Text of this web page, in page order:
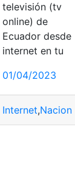
televisión (tv
online) de
Ecuador desde
internet en tu
01/04/2023
Internet,Nacional